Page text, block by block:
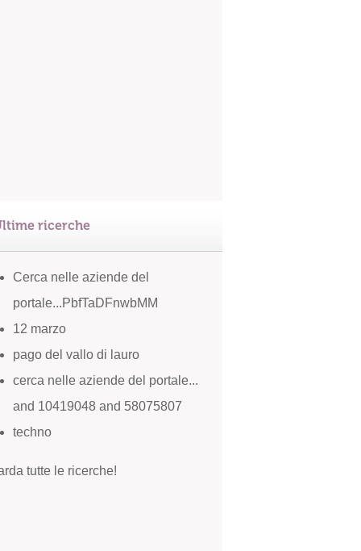
ricerche
Cerca nelle aziende del
portale...PbfTaDFnwbMM
12 marzo
pago del vallo di lauro
cerca nelle aziende del portale...
and 10419048 and 58075807
techno
tutte le ricerche!